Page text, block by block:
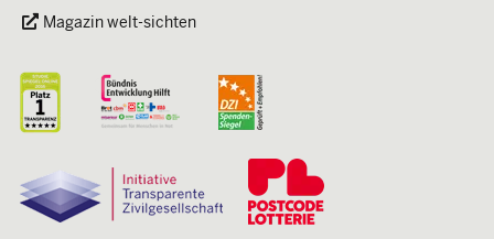
Magazin welt-sichten